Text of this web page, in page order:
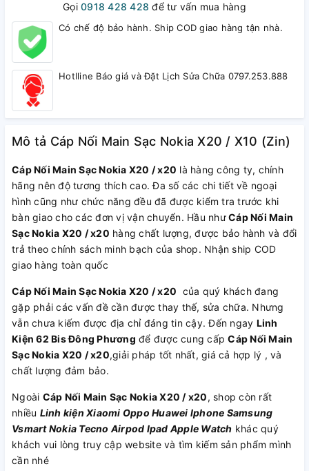
Gọi0918 428 428 để tư vấn mua hàng
Có chế độ bảo hành. Ship COD giao hàng tận nhà.
Hotlline Báo giá và Đặt Lịch Sửa Chữa 0797.253.888
Mô tả Cáp Nối Main Sạc Nokia X20 / X10 (Zin)
Cáp Nối Main Sạc Nokia X20 / x20 là hàng công ty, chính
hãng nên độ tương thích cao. Đa số các chi tiết về ngoại
hình cũng như chức năng đều đã được kiểm tra trước khi
bàn giao cho các đơn vị vận chuyển. Hầu nhưCáp Nối Main
Sạc Nokia X20 / x20 hàng chất lượng, được bảo hành và đổi
trả theo chính sách minh bạch của shop. Nhận ship COD
giao hàng toàn quốc
Cáp Nối Main Sạc Nokia X20 / x20 của quý khách đang
gặp phải các vấn đề cần được thay thế, sửa chữa. Nhưng
vẫn chưa kiếm được địa chỉ đáng tin cậy. Đến ngay Linh
Kiện 62 Bis Đông Phương để được cung cấpCáp Nối Main
Sạc Nokia X20 / x20,giải pháp tốt nhất, giá cả hợp lý , và
chất lượng đảm bảo.
Ngoài Cáp Nối Main Sạc Nokia X20 / x20, shop còn rất
nhiều Linh kiện Xiaomi Oppo Huawei Iphone Samsung
Vsmart Nokia Tecno Airpod Ipad Apple Watch khác quý
khách vui lòng truy cập website và tìm kiếm sản phẩm mình
cần nhé